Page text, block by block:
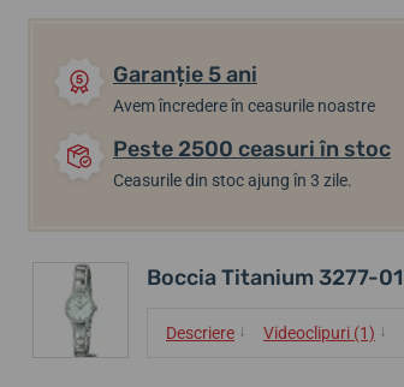
Garanție 5 ani
Avem încredere în ceasurile noastre
Peste 2500 ceasuri în stoc
Ceasurile din stoc ajung în 3 zile.
Boccia Titanium 3277-01
Descriere ↓ Videoclipuri (1) ↓